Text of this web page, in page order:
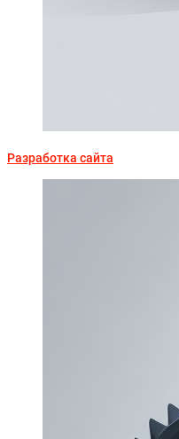
Разработка сайта